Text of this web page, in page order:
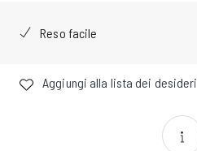
Reso facile
Aggiungi alla lista dei desideri